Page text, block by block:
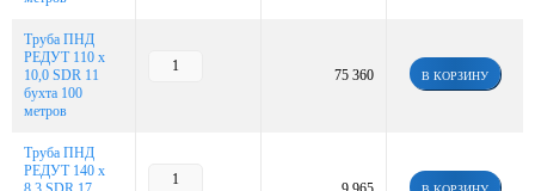
Труба ПНД
РЕДУТ 110 х
10,0 SDR 11
бухта 100
метров
75 360 В КОРЗИНУ
Труба ПНД
РЕДУТ 140 х